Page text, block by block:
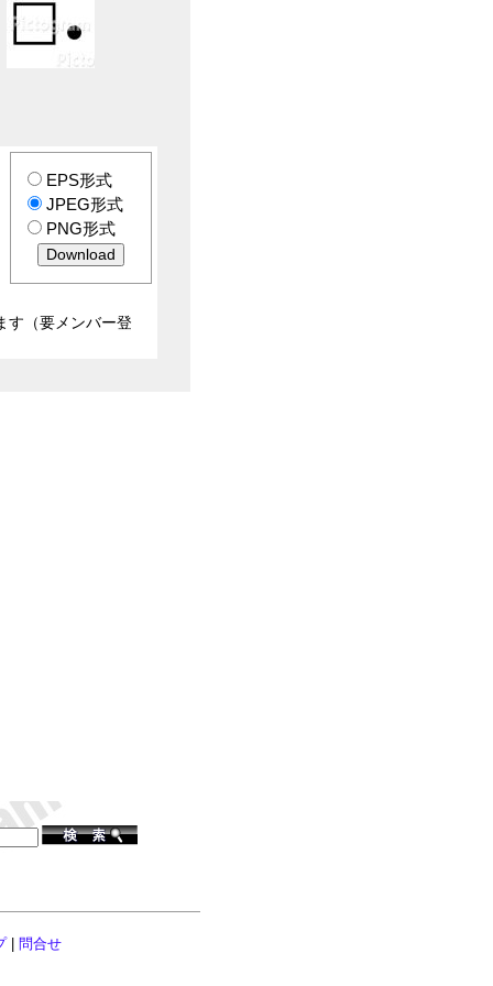
EPS形式
JPEG形式
PNG形式
す（要メンバー登
| 問合せ